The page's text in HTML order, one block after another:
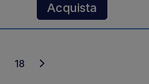
Acquista
18